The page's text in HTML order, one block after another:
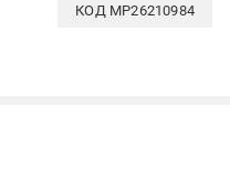
КОД MP26210984